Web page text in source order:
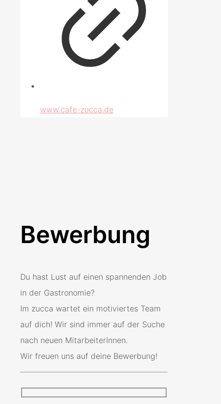
www.cafe-zucca.de
Bewerbung
Du hast Lust auf einen spannenden Job
in der Gastronomie?
Im zucca wartet ein motiviertes Team
auf dich! Wir sind immer auf der Suche
nach neuen MitarbeiterInnen.
Wir freuen uns auf deine Bewerbung!